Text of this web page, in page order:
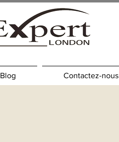
Blog Contactez-nous